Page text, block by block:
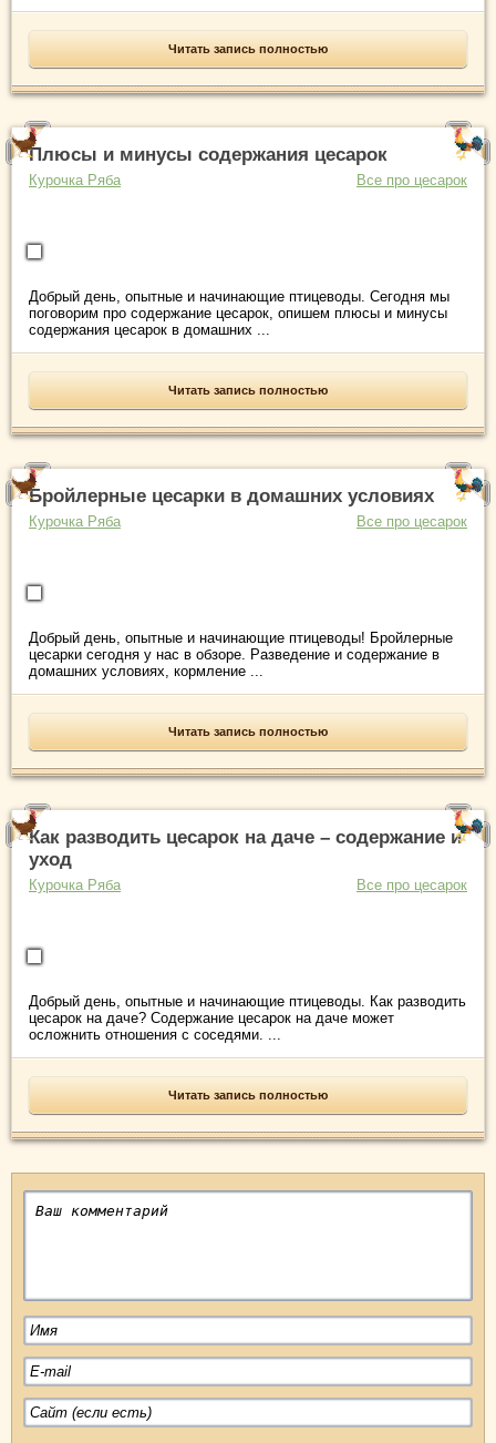
Читать запись полностью
Плюсы и минусы содержания цесарок
Курочка Ряба Все про цесарок
Добрый день, опытные и начинающие птицеводы. Сегодня мы
поговорим про содержание цесарок, опишем плюсы и минусы
содержания цесарок в домашних ...
Читать запись полностью
Бройлерные цесарки в домашних условиях
Курочка Ряба Все про цесарок
Добрый день, опытные и начинающие птицеводы! Бройлерные
цесарки сегодня у нас в обзоре. Разведение и содержание в
домашних условиях, кормление ...
Читать запись полностью
Как разводить цесарок на даче – содержание и
уход
Курочка Ряба Все про цесарок
Добрый день, опытные и начинающие птицеводы. Как разводить
цесарок на даче? Содержание цесарок на даче может
осложнить отношения с соседями. ...
Читать запись полностью